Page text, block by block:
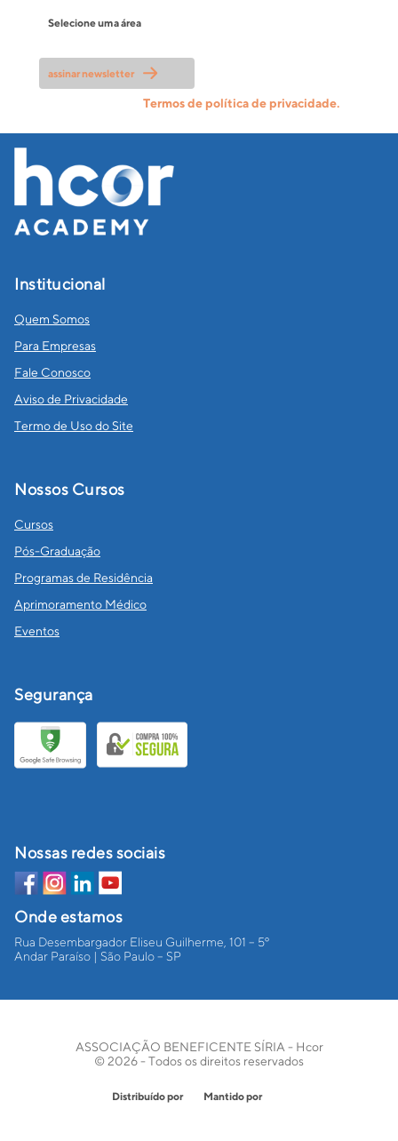
assinar newsletter
Termos de política de privacidade.
Institucional
Quem Somos
Para Empresas
Fale Conosco
Aviso de Privacidade
Termo de Uso do Site
Nossos Cursos
Cursos
Pós-Graduação
Programas de Residência
Aprimoramento Médico
Eventos
Segurança
Nossas redes sociais
Onde estamos
Rua Desembargador Eliseu Guilherme, 101 – 5º
Andar Paraíso | São Paulo – SP
ASSOCIAÇÃO BENEFICENTE SÍRIA - Hcor
© 2026 - Todos os direitos reservados
Distribuído por Mantido por